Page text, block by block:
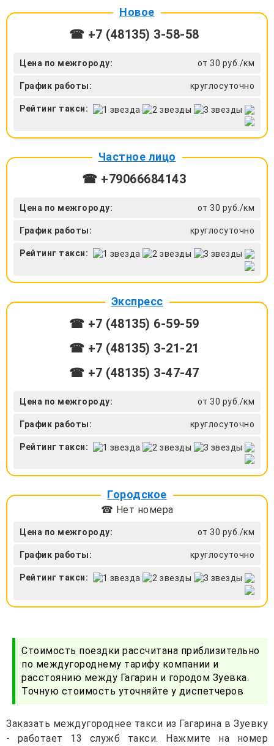
Новое
☎ +7 (48135) 3-58-58
Цена по межгороду: от 30 руб./км
График работы: круглосуточно
Рейтинг такси:
Частное лицо
☎ +79066684143
Цена по межгороду: от 30 руб./км
График работы: круглосуточно
Рейтинг такси:
Экспресс
☎ +7 (48135) 6-59-59
☎ +7 (48135) 3-21-21
☎ +7 (48135) 3-47-47
Цена по межгороду: от 30 руб./км
График работы: круглосуточно
Рейтинг такси:
Городское
☎ Нет номера
Цена по межгороду: от 30 руб./км
График работы: круглосуточно
Рейтинг такси:
Стоимость поездки рассчитана приблизительно
по междугороднему тарифу компании и
расстоянию между Гагарин и городом Зуевка.
Точную стоимость уточняйте у диспетчеров
Заказать междугороднее такси из Гагарина в Зуевку
- работает 13 служб такси. Нажмите на номер